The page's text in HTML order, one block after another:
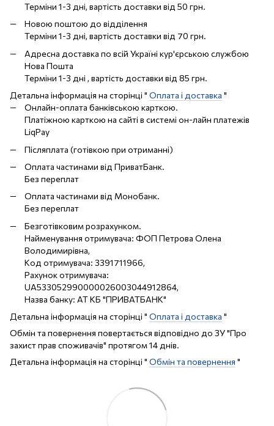
Терміни 1-3 дні, вартість доставки від 50 грн.
Новою поштою до відділення
Терміни 1-3 дні, вартість доставки від 70 грн.
Адресна доставка по всій Україні кур'єрською службою
Нова Пошта
Терміни 1-3 дні , вартість доставки від 85 грн.
Детальна інформація на сторінці " Оплата і доставка "
Онлайн-оплата банківською карткою.
Платіжною карткою на сайті в системі он-лайн платежів
LiqPay
Післяплата (готівкою при отриманні)
Оплата частинами від ПриватБанк.
Без переплат
Оплата частинами від Монобанк.
Без переплат
Безготівковим розрахунком.
Найменування отримувача: ФОП Петрова Олена
Володимирівна,
Код отримувача: 3391711966,
Рахунок отримувача:
UA533052990000026003044912864,
Назва банку: АТ КБ "ПРИВАТБАНК"
Детальна інформація на сторінці " Оплата і доставка "
Обмін та повернення повертається відповідно до ЗУ "Про
захист прав споживачів" протягом 14 днів.
Детальна інформація на сторінці " Обмін та повернення "